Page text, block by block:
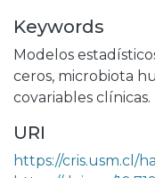
Keywords
Modelos
ceros, microbiota
covariables clínicas.
URI
https://cris.usm.cl/